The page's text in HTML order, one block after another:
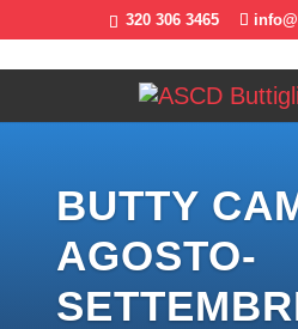
320 306 3465
BUTTY
AGOSTO-